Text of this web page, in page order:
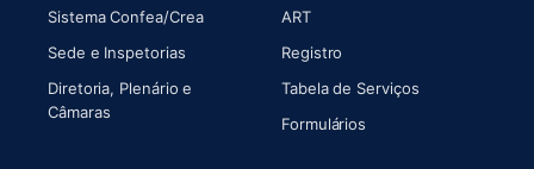
Sistema Confea/Crea(abre em nova aba)
Sede e Inspetorias
Diretoria, Plenário e
Câmaras(abre em nova aba)
ART(abre em nova aba)
Registro
Tabela de Serviços
Formulários